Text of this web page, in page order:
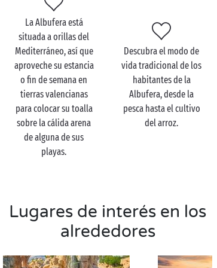
reserva natural, compartirá con ellos un momento
maravilloso. Observar aves migratorias, aprender
sobre los diferentes ecosistemas y descubrir la fauna
mediterránea: ¡prepárese a vivir una experiencia
familiarúnica!
Y para que esta excursión en familia sea todo un
éxito, usted y sus hijos tendrán a su disposición
numerosas posibilidades de ocio: zona recreativa,
actividades al aire libre, alquiler de bicicletas... el
cóctel perfecto para que pequeños y mayores se
lleven a casa deliciosos recuerdos de un día en plena
Visite el Parque Natural
La Albufera está
situada a orillas del
Mediterráneo, así que
aproveche su estancia
o fin de semana en
tierras valencianas
para colocar su toalla
sobre la cálida arena
de alguna de sus
playas.
Descubra el modo de
vida tradicional de los
habitantes de la
Albufera, desde la
pesca hasta el cultivo
del arroz.
Lugares de interés en los
alrededores